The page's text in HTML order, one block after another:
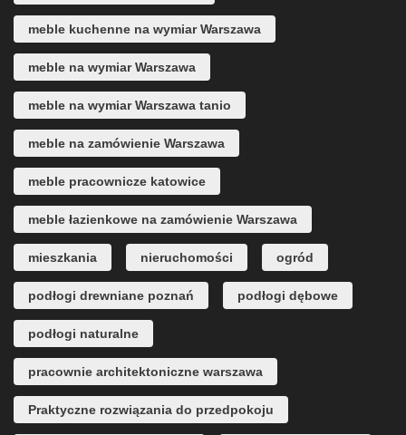
meble kuchenne na wymiar Warszawa
meble na wymiar Warszawa
meble na wymiar Warszawa tanio
meble na zamówienie Warszawa
meble pracownicze katowice
meble łazienkowe na zamówienie Warszawa
mieszkania nieruchomości ogród
podłogi drewniane poznań podłogi dębowe
podłogi naturalne
pracownie architektoniczne warszawa
Praktyczne rozwiązania do przedpokoju